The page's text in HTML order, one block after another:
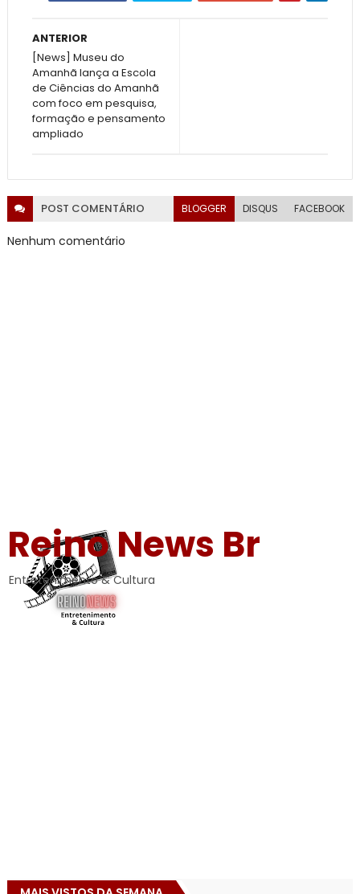
ANTERIOR
[News] Museu do
Amanhã lança a Escola
de Ciências do Amanhã
com foco em pesquisa,
formação e pensamento
ampliado
POST COMENTÁRIO BLOGGER DISQUS FACEBOOK
Nenhum comentário
Reino News Br
Entretenimento & Cultura